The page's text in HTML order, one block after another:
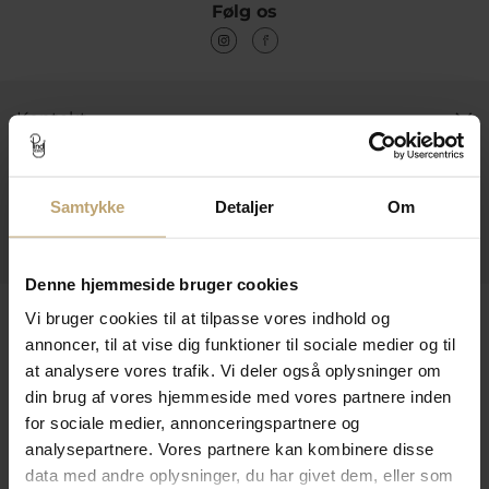
Samtykke Detaljer Om
Denne hjemmeside bruger cookies
Vi bruger cookies til at tilpasse vores indhold og
annoncer, til at vise dig funktioner til sociale medier og til
at analysere vores trafik. Vi deler også oplysninger om
din brug af vores hjemmeside med vores partnere inden
for sociale medier, annonceringspartnere og
analysepartnere. Vores partnere kan kombinere disse
data med andre oplysninger, du har givet dem, eller som
Følg os
Kontakt
Åbningstider I Butikken
Information
Leveringsmuligheder
Betalingsmuligheder